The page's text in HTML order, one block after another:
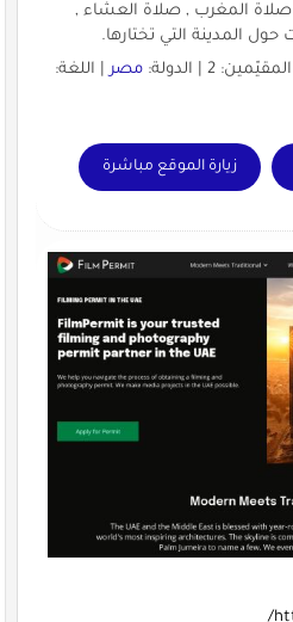
المغرب , صلاة العشاء ,
المدينة التي تختارها.
مصر| اللغة:
زيارة الموقع مباشرة